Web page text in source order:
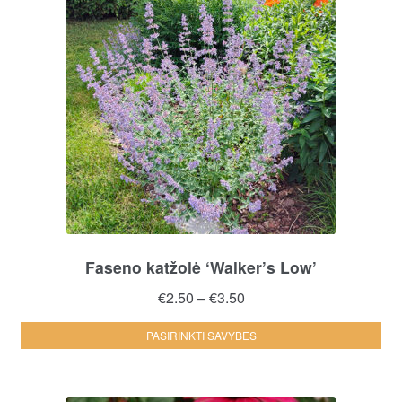
Faseno katžolė ‘Walker’s Low’
€2.50 –€3.50Price
range:
€2.50
PASIRINKTI SAVYBES